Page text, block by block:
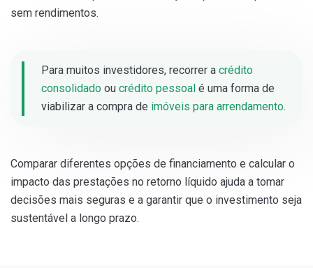
sem rendimentos.
Para muitos investidores, recorrer a crédito
consolidado ou crédito pessoal é uma forma de
viabilizar a compra de imóveis para arrendamento.
Comparar diferentes opções de financiamento e calcular o
impacto das prestações no retorno líquido ajuda a tomar
decisões mais seguras e a garantir que o investimento seja
sustentável a longo prazo.